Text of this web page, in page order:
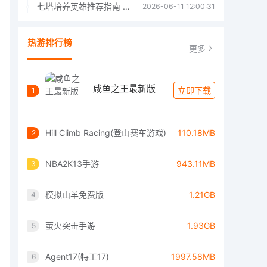
七塔培养英雄推荐指南 七塔培养哪个英雄好 2026-06-11 12:00:31
热游排行榜 更多
1 咸鱼之王最新版 立即下载
2 Hill Climb Racing(登山赛车游戏) 110.18MB
3 NBA2K13手游 943.11MB
4 模拟山羊免费版 1.21GB
5 萤火突击手游 1.93GB
6 Agent17(特工17) 1997.58MB